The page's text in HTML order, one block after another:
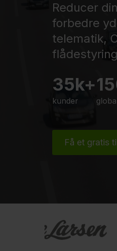
Reducer
forbedre
telematik,
35k+
kunder
Få et gratis